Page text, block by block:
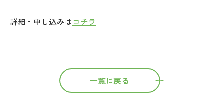
詳細・申し込みはコチラ
一覧に戻る